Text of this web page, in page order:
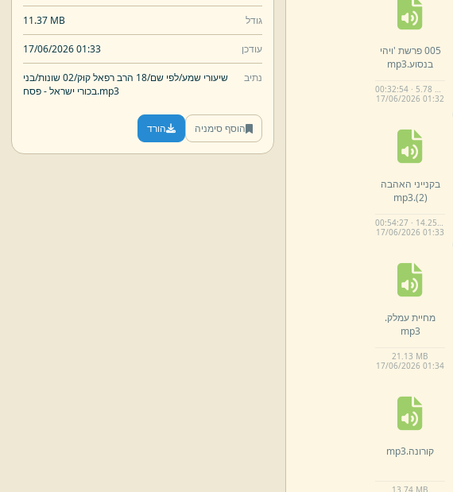
005 פרשת 'ויהי
בנסוע.mp3
00:32:54 · 5.78 MB
17/06/2026 01:32
בקנייני האהבה
(2)
.
mp3
00:54:27 · 14.25 MB
17/06/2026 01:33
מחיית עמלק.
mp3
21.13 MB
17/06/2026 01:34
קורונה.mp3
13. 74 MB
גודל 11.37 MB
עודכן 17/06/2026 01:33
נתיב שיעורי שמע/לפי שם/18 הרב רפאל קוּק/ 02 שונות/
בני
בכורי ישראל -פסח.mp3
הוסף סימניה הורד